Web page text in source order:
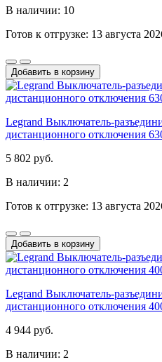
В наличии: 10
Готов к отгрузке: 13 августа
Добавить в корзину
Legrand Выключатель-
дистанционного отключения
5 802 руб.
В наличии: 2
Готов к отгрузке: 13 августа
Добавить в корзину
Legrand Выключатель-
дистанционного отключения
4 944 руб.
В наличии: 2